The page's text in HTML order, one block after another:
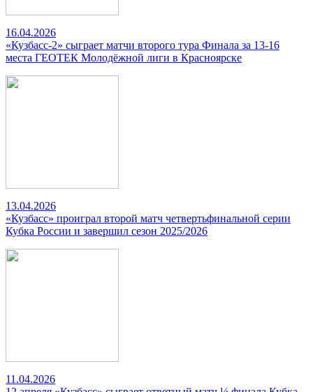
16.04.2026
«Кузбасс-2» сыграет матчи второго тура Финала за 13-16
места ГЕОТЕК Молодёжной лиги в Красноярске
13.04.2026
«Кузбасс» проиграл второй матч четвертьфинальной серии
Кубка России и завершил сезон 2025/2026
11.04.2026